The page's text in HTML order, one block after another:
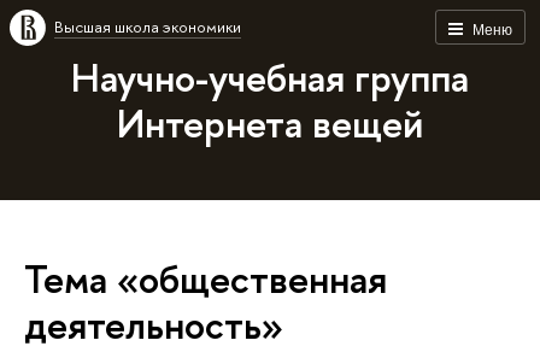
Меню
Высшая школа экономики
Научно-учебная группа
Интернета вещей
Тема «общественная
деятельность»